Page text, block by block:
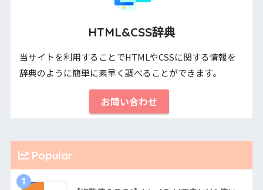
HTML&CSS辞典
当サイトを利用することでHTMLやCSSに関する情報を
辞典のように簡単に素早く調べることができます。
お問い合わせ
Popular
1